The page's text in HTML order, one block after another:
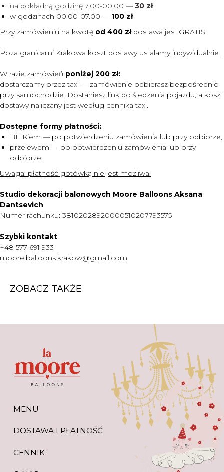
na dokładną godzinę 7.00-00.00 — 30 zł
w godzinach 00.00-07.00 — 100 zł
Przy zamówieniu na kwotę od 400 zł dostawa jest GRATIS.
Poza granicami Krakowa koszt dostawy ustalamy indywidualnie.
W razie zamówień poniżej 200 zł:
dostarczamy przez taxi — zamówienie odbierasz bezpośrednio
przy samochodzie. Dostaniesz link do śledzenia pojazdu, a koszt
dostawy naliczany jest według cennika taxi.
Dostępne formy płatności:
BLIKiem — po potwierdzeniu zamówienia lub przy odbiorze,
przelewem — po potwierdzeniu zamówienia lub przy
odbiorze.
Uwaga: płatność gotówką nie jest możliwa.
Studio dekoracji balonowych Moore Balloons Aksana
Dantsevich
Numer rachunku: 38102028920000510207793575
Szybki kontakt
+48 577 691 933
moore.balloons.krakow@gmail.com
ZOBACZ TAKŻE
KONTAKT
O NAS
CENNIK
WARTO WIEDZIEĆ